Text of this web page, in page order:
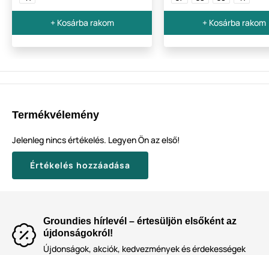
+ Kosárba rakom + Kosárba rakom
Termékvélemény
Jelenleg nincs értékelés. Legyen Ön az első!
Értékelés hozzáadása
Groundies hírlevél – értesüljön elsőként az
újdonságokról!
Újdonságok, akciók, kedvezmények és érdekességek